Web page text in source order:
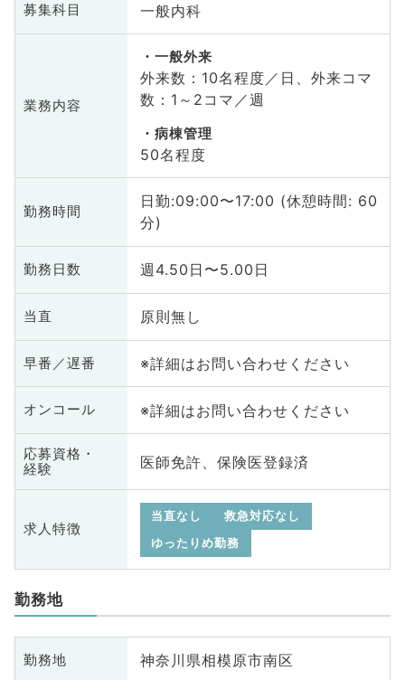
募集科目 一般内科
業務内容
一般外来
外来数：10名程度／日、外来コマ
数：1～2コマ／週
病棟管理
50名程度
勤務時間
日勤:09:00〜17:00 (休憩時間: 60
分)
勤務日数 週4.50日〜5.00日
当直 原則無し
早番／遅番 ※詳細はお問い合わせください
オンコール ※詳細はお問い合わせください
応募資格・
経験
医師免許、保険医登録済
求人特徴
当直なし
救急対応なし
ゆったりめ勤務
勤務地
勤務地 神奈川県相模原市南区